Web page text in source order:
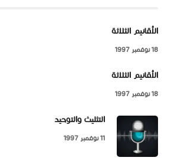
الأقانيم الثلاثة
18 نوفمبر 1997
الأقانيم الثلاثة
18 نوفمبر 1997
التثليث والتوحيد
11 نوفمبر 1997